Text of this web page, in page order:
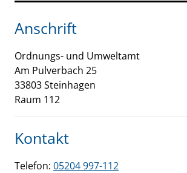
Anschrift
Ordnungs- und Umweltamt
Am Pulverbach 25
33803Steinhagen
Raum 112
Kontakt
Telefon: 05204 997-112